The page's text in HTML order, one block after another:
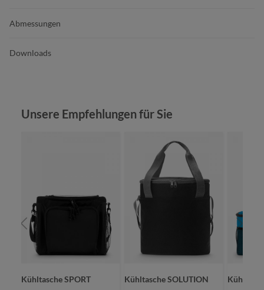
Abmessungen
Downloads
Produktgalerie überspringen
Unsere Empfehlungen für Sie
Kühltasche SPORT Kühltasche SOLUTION